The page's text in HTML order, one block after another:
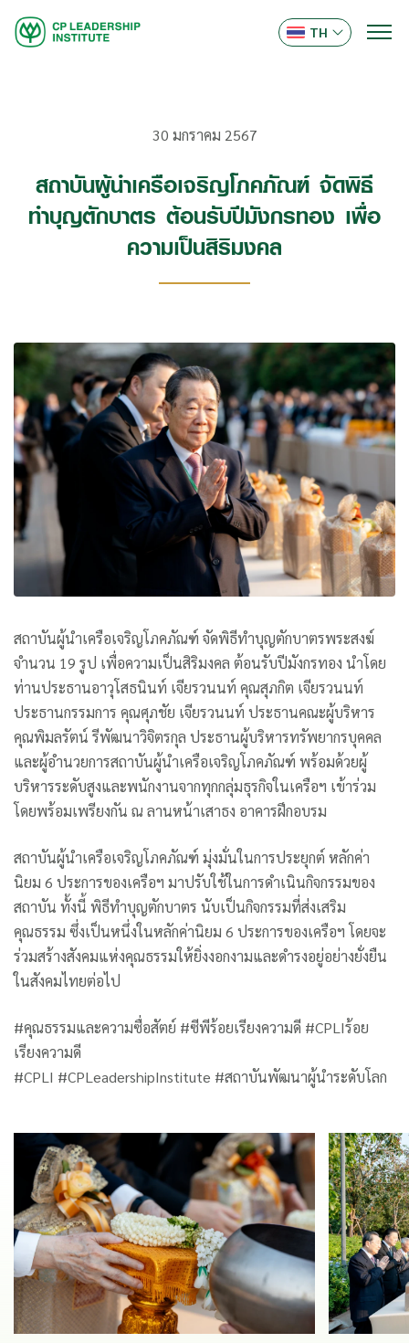
TH
30 มกราคม 2567
สถาบันผู้นำเครือเจริญโภคภัณฑ์ จัดพิธี
ทำบุญตักบาตร ต้อนรับปีมังกรทอง เพื่อ
ความเป็นสิริมงคล
สถาบันผู้นำเครือเจริญโภคภัณฑ์ จัดพิธีทำบุญตักบาตรพระสงฆ์
จำนวน 19 รูป เพื่อความเป็นสิริมงคล ต้อนรับปีมังกรทอง นำโดย
ท่านประธานอาวุโสธนินท์ เจียรวนนท์ คุณสุภกิต เจียรวนนท์
ประธานกรรมการ คุณศุภชัย เจียรวนนท์ ประธานคณะผู้บริหาร
คุณพิมลรัตน์ รีพัฒนาวิจิตรกุล ประธานผู้บริหารทรัพยากรบุคคล
และผู้อำนวยการสถาบันผู้นำเครือเจริญโภคภัณฑ์ พร้อมด้วยผู้
บริหารระดับสูงและพนักงานจากทุกกลุ่มธุรกิจในเครือฯ เข้าร่วม
โดยพร้อมเพรียงกัน ณ ลานหน้าเสาธง อาคารฝึกอบรม
สถาบันผู้นำเครือเจริญโภคภัณฑ์ มุ่งมั่นในการประยุกต์ หลักค่า
นิยม 6 ประการของเครือฯ มาปรับใช้ในการดำเนินกิจกรรมของ
สถาบัน ทั้งนี้ พิธีทำบุญตักบาตร นับเป็นกิจกรรมที่ส่งเสริม
คุณธรรม ซึ่งเป็นหนึ่งในหลักค่านิยม 6 ประการของเครือฯ โดยจะ
ร่วมสร้างสังคมแห่งคุณธรรมให้ยิ่งงอกงามและดำรงอยู่อย่างยั่งยืน
ในสังคมไทยต่อไป
#คุณธรรมและความซื่อสัตย์ #ซีพีร้อยเรียงความดี #CPLIร้อย
เรียงความดี
#CPLI #CPLeadershipInstitute #สถาบันพัฒนาผู้นำระดับโลก